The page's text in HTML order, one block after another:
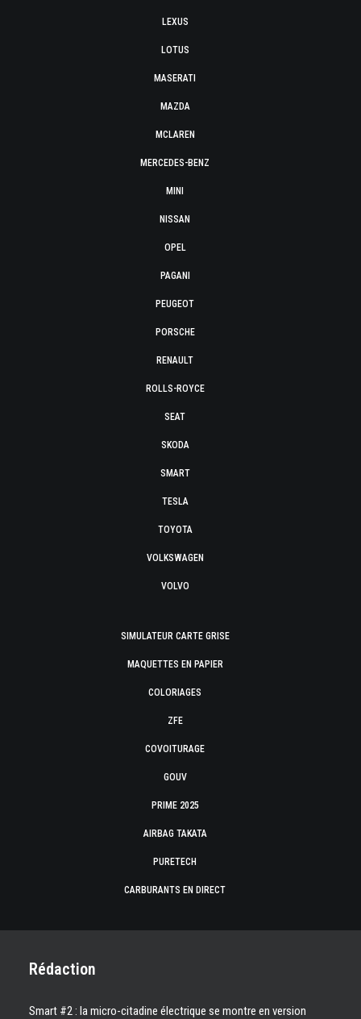
LEXUS
LOTUS
MASERATI
MAZDA
MCLAREN
MERCEDES-BENZ
MINI
NISSAN
OPEL
PAGANI
PEUGEOT
PORSCHE
RENAULT
ROLLS-ROYCE
SEAT
SKODA
SMART
TESLA
TOYOTA
VOLKSWAGEN
VOLVO
SIMULATEUR CARTE GRISE
MAQUETTES EN PAPIER
COLORIAGES
ZFE
COVOITURAGE
GOUV
PRIME 2025
AIRBAG TAKATA
PURETECH
CARBURANTS EN DIRECT
Rédaction
Smart #2 : la micro-citadine électrique se montre en version